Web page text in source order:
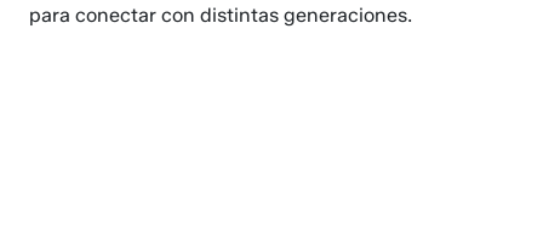
para conectar con distintas generaciones.